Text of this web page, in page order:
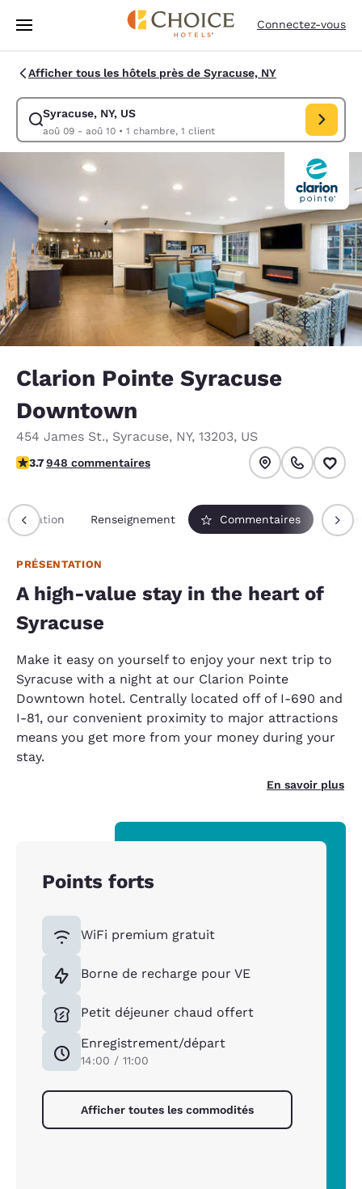
Passer à Contenu Principal
Connectez-vous
Afficher tous les hôtels près de Syracuse, NY
Syracuse, NY, US
aoû 09 - aoû 10• 1 chambre, 1 client
Modifiez la recherche pour Syracuse, NY, US. Date d’arrivée aoû 09,
Clarion Pointe Syracuse
Downtown
454 James St., Syracuse, NY, 13203, US
3.73 étoiles. Bien.
3.7948 commentaires
Renseignement Commentaires
PRÉSENTATION
A high-value stay in the heart of
Syracuse
Make it easy on yourself to enjoy your next trip to
Syracuse with a night at our Clarion Pointe
Downtown hotel. Centrally located off of I-690 and
I-81, our convenient proximity to major attractions
means you get more from your money during your
stay.
En savoir plus
Points forts
WiFi premium gratuit
Borne de recharge pour VE
Petit déjeuner chaud offert
Enregistrement/départ
14:00 / 11:00
Afficher toutes les commodités